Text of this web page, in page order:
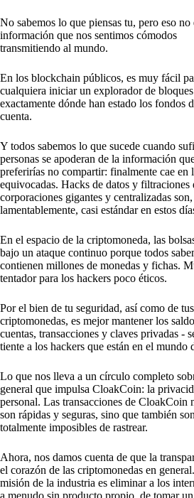
No sabemos lo que piensas tu, pero eso no
información que nos sentimos cómodos
transmitiendo al mundo.
En los blockchain públicos, es muy fácil
cualquiera iniciar un explorador de
exactamente dónde han estado los fondos
cuenta.
Y todos sabemos lo que sucede cuando
personas se apoderan de la información
preferirías no compartir: finalmente cae en
equivocadas. Hacks de datos y filtraciones
corporaciones gigantes y centralizadas son,
lamentablemente, casi estándar en estos
En el espacio de la criptomoneda, las
bajo un ataque continuo porque todos
contienen millones de monedas y fichas.
tentador para los hackers poco éticos.
Por el bien de tu seguridad, así como de tus
criptomonedas, es mejor mantener los
cuentas, transacciones y claves privadas -
tiente a los hackers que están en el mundo
Lo que nos lleva a un círculo completo
general que impulsa CloakCoin: la
personal. Las transacciones de CloakCoin
son rápidas y seguras, sino que también son
totalmente imposibles de rastrear.
Ahora, nos damos cuenta de que la
el corazón de las criptomonedas en
misión de la industria es eliminar a los
a menudo sin producto propio, de tomar